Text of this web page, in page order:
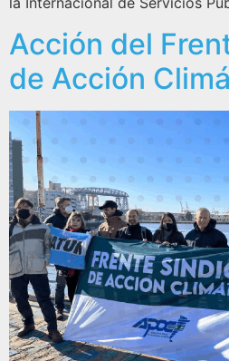
Acción del
de Acción